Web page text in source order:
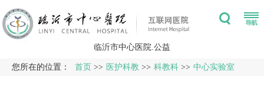
临沂市中心医院.公益
您所在的位置： 首页 >> 医护科教 >> 科教科 >> 中心实验室